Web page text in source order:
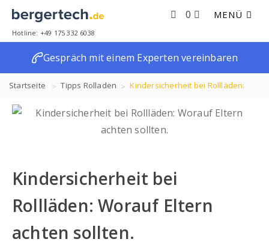
MENÜ
0
Hotline: +49 175 332 6038
Gespräch mit einem Experten vereinbaren
Startseite Tipps Rolladen Kindersicherheit bei Rollläden:
Worauf Eltern achten sollten.
Kindersicherheit bei
Rollläden: Worauf Eltern
achten sollten.